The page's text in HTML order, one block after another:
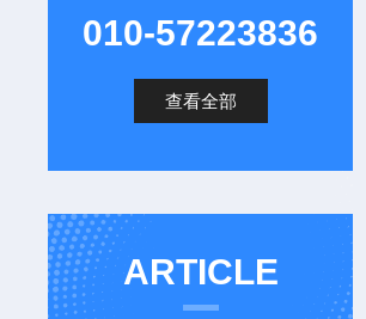
010-57223836
查看全部
ARTICLE